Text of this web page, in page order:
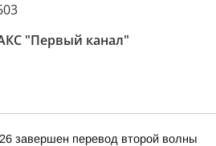
"Первый канал"
завершен перевод второй волны